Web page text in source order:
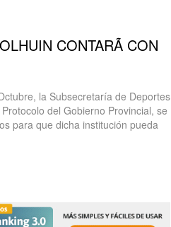
CONTARÃ CON
la Subsecretaría de Deportes
del Gobierno Provincial, se
para que dicha institución pueda